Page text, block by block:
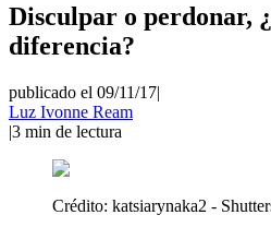
Disculpar o perdonar,
diferencia?
publicado el 09/11/17|
Luz Ivonne Ream
|3 min de lectura
Crédito: katsiarynaka2 -